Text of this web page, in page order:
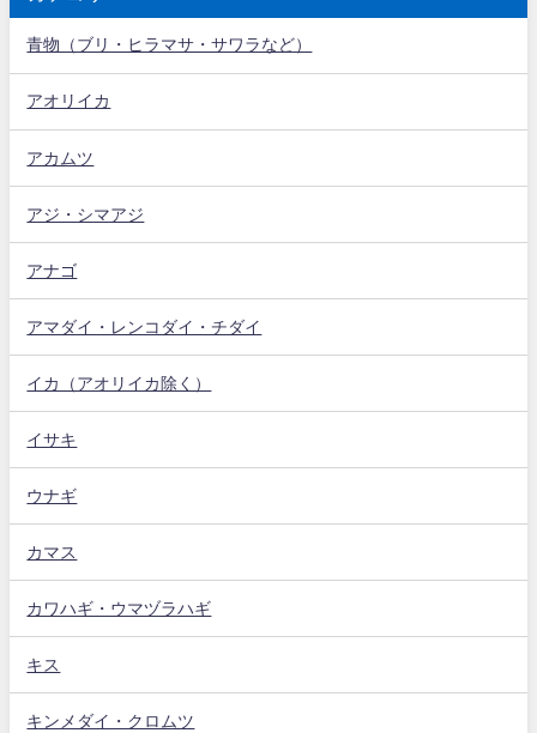
青物（ブリ・ヒラマサ・サワラなど）
アオリイカ
アカムツ
アジ・シマアジ
アナゴ
アマダイ・レンコダイ・チダイ
イカ（アオリイカ除く）
イサキ
ウナギ
カマス
カワハギ・ウマヅラハギ
キス
キンメダイ・クロムツ